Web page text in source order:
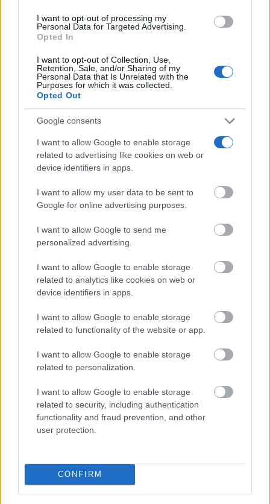
use your data for below specified purposes in below Google
consent section.
I want to opt-out of processing my
Personal Data for Targeted Advertising.
Opted In
I want to opt-out of Collection, Use,
Retention, Sale, and/or Sharing of my
Personal Data that Is Unrelated with the
Purposes for which it was collected.
Opted Out
Google consents
I want to allow Google to enable storage
related to advertising like cookies on web or
device identifiers in apps.
I want to allow my user data to be sent to
Google for online advertising purposes.
I want to allow Google to send me
personalized advertising.
I want to allow Google to enable storage
related to analytics like cookies on web or
device identifiers in apps.
I want to allow Google to enable storage
related to functionality of the website or app.
I want to allow Google to enable storage
related to personalization.
I want to allow Google to enable storage
related to security, including authentication
functionality and fraud prevention, and other
user protection.
CONFIRM
Corepunk MMORPG
Un verdadero MMORPG de la vieja escuela ¡Cómo los
de antes, pero mejor!
Últimas noticias
Fallece el expresidente de Eurocaja Rural,
Andrés Gómez Mora, a los...
Alcázar de San...
06/08/2026
El SEPRONA investiga a dos personas por el
incendio de Cabezarrubias...
El Gobierno regional abre una nueva fase de
06/08/2026
Castilla-La Mancha constituye la Comisión
de Gobierno del Dato para avanzar...
06/08/2026